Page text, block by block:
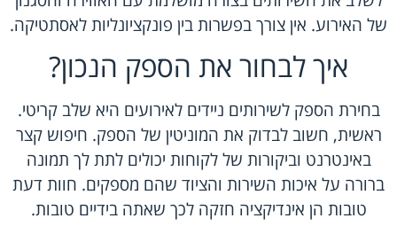
של האירוע. אין צורך בפשרות בין פונקציונליות לאסתטיקה.
איך לבחור את הספק הנכון?
בחירת הספק לשירותים ניידים לאירועים היא שלב קריטי.
ראשית, חשוב לבדוק את המוניטין של הספק. חיפוש קצר
באינטרנט וביקורות של לקוחות יכולים לתת לך תמונה
ברורה על איכות השירות והציוד שהם מספקים. חוות דעת
טובות הן אינדיקציה חזקה לכך שאתה בידיים טובות.